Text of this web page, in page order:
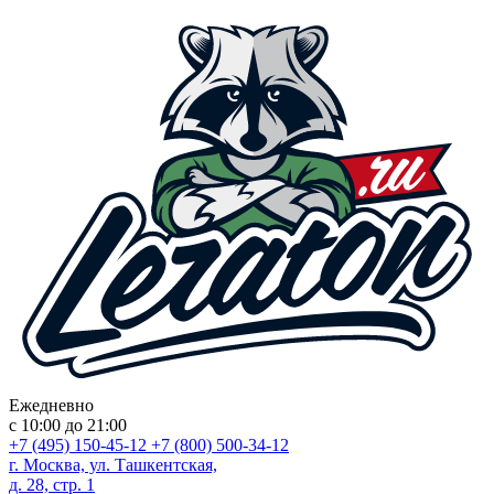
Ежедневно
с 10:00 до 21:00
+7 (495) 150-45-12 +7 (800) 500-34-12
г. Москва, ул. Ташкентская,
д. 28, стр. 1